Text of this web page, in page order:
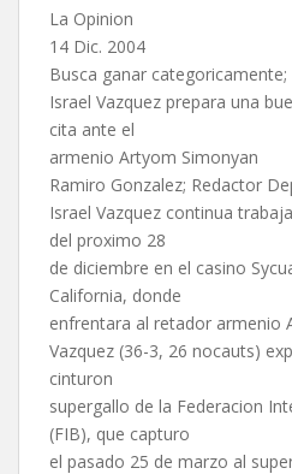
La Opinion
14 Dic. 2004
Busca ganar categoricamente;
Israel Vazquez prepara una
cita ante el
armenio Artyom Simonyan
Ramiro Gonzalez; Redactor
Israel Vazquez continua
del proximo 28
de diciembre en el casino
California, donde
enfrentara al retador armenio
Vazquez (36-3, 26 nocauts)
cinturon
supergallo de la Federacion
(FIB), que capturo
el pasado 25 de marzo al